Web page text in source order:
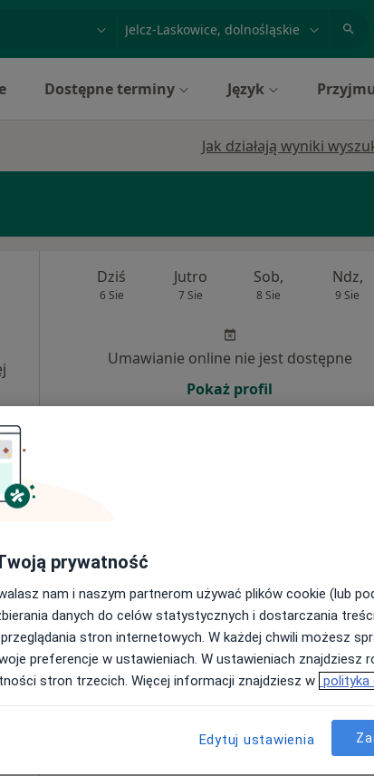
Dostępne terminy Język
Jak działają wyniki
Dziś
6 Sie
Jutro
7 Sie
Sob,
8 Sie
Ndz,
9 Sie
Umawianie online nie jest dostępne
Pokaż profil
Dziś
Umawianie online nie jest dostępne
Pokaż numer
prywatność
nam i naszym partnerom używać plików cookie (lub
danych do celów statystycznych i dostarczania
stron internetowych. W każdej chwili możesz
preferencje w ustawieniach. W ustawieniach znajdziesz
stron trzecich. Więcej informacji znajdziesz w polityka
Edytuj ustawienia